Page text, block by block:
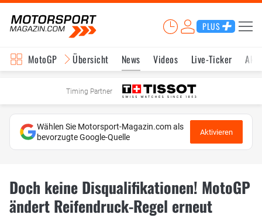
PLUS
MotoGP Übersicht News Videos Live-Ticker
Timing Partner
Wählen Sie Motorsport-Magazin.com als
bevorzugte Google-Quelle
Aktivieren
Doch keine Disqualifikationen! MotoGP
ändert Reifendruck-Regel erneut